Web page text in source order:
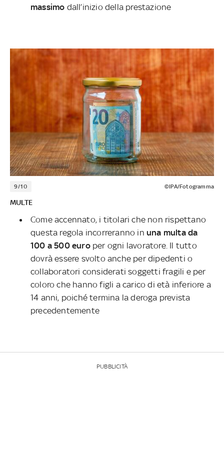
massimo dall’inizio della prestazione
9/10 ©IPA/Fotogramma
MULTE
Come accennato, i titolari che non rispettano
questa regola incorreranno in una multa da
100 a 500 europer ogni lavoratore. Il tutto
dovrà essere svolto anche per dipedenti o
collaboratori considerati soggetti fragili e per
coloro che hanno figli a carico di età inferiore a
14 anni, poiché termina la deroga prevista
precedentemente
PUBBLICITÀ